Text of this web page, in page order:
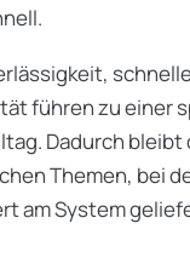
führen zu einer
Dadurch bleibt
Themen, bei
am System